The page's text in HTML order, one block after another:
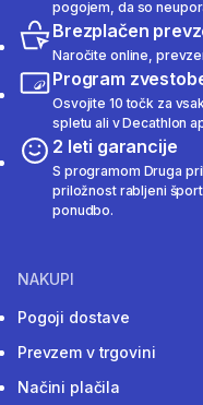
pogojem, da so
Brezplačen
Naročite online,
Program
Osvojite 10 točk za
spletu ali v Decathlon
2 leti garancije
S programom Druga
priložnost rabljeni
ponudbo.
NAKUPI
Pogoji dostave
Prevzem v trgovini
Načini plačila